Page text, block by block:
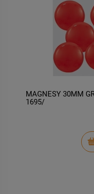
MAGNESY 30MM
1695/